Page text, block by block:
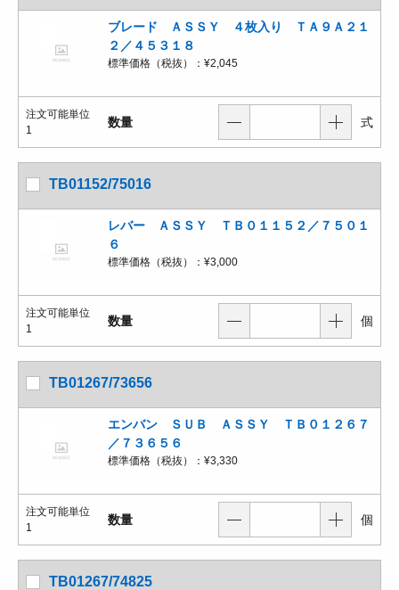
ブレード ＡＳＳＹ ４枚入り ＴＡ９Ａ２１
２／４５３１８
標準価格（税抜）： ¥2,045
注文可能単位
1
数量 式
TB01152/75016
レバー ＡＳＳＹ ＴＢ０１１５２／７５０１
６
標準価格（税抜）： ¥3,000
注文可能単位
1
数量 個
TB01267/73656
エンバン ＳＵＢ ＡＳＳＹ ＴＢ０１２６７
／７３６５６
標準価格（税抜）： ¥3,330
注文可能単位
1
数量 個
TB01267/74825